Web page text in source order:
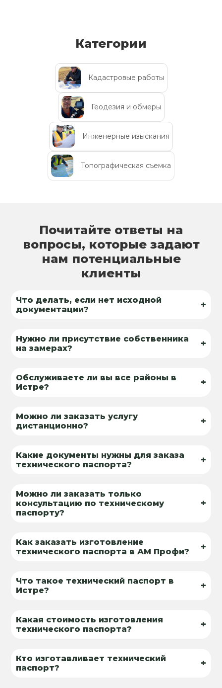
Категории
Кадастровые работы
Геодезия и обмеры
Инженерные изыскания
Топографическая съемка
Почитайте ответы на
вопросы, которые задают
нам потенциальные
клиенты
Что делать, если нет исходной
документации?
+
Нужно ли присутствие собственника
на замерах?
+
Обслуживаете ли вы все районы в
Истре?
+
Можно ли заказать услугу
дистанционно?
+
Какие документы нужны для заказа
технического паспорта?
+
Можно ли заказать только
консультацию по техническому
паспорту?
+
Как заказать изготовление
технического паспорта в АМ Профи?
+
Что такое технический паспорт в
Истре?
+
Какая стоимость изготовления
технического паспорта?
+
Кто изготавливает технический
паспорт?
+